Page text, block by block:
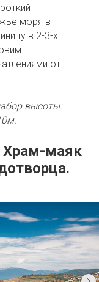
моря в
в 2-3-х
от
высоты:
Храм-маяк